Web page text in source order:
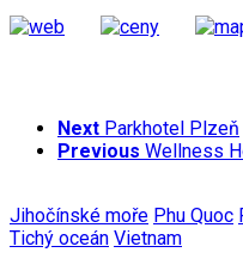
Next Parkhotel Plzeň
Previous Wellness
Jihočínské moře Phu Quoc
Tichý oceán Vietnam